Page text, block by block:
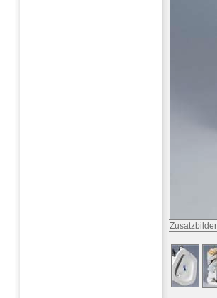
Zusatzbilder